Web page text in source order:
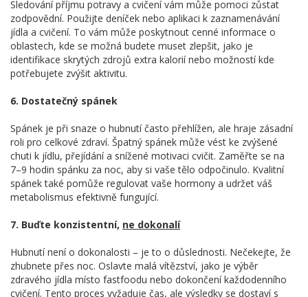
Sledování příjmu potravy a cvičení vám může pomoci zůstat
zodpovědní. Použijte deníček nebo aplikaci k zaznamenávání
jídla a cvičení. To vám může poskytnout cenné informace o
oblastech, kde se možná budete muset zlepšit, jako je
identifikace skrytých zdrojů extra kalorií nebo možností kde
potřebujete zvýšit aktivitu.
6. Dostatečný spánek
Spánek je při snaze o hubnutí často přehlížen, ale hraje zásadní
roli pro celkové zdraví. Špatný spánek může vést ke zvýšené
chuti k jídlu, přejídání a snížené motivaci cvičit. Zaměřte se na
7–9 hodin spánku za noc, aby si vaše tělo odpočinulo. Kvalitní
spánek také pomůže regulovat vaše hormony a udržet váš
metabolismus efektivně fungující.
7. Buďte konzistentní, ne dokonalí
Hubnutí není o dokonalosti – je to o důslednosti. Nečekejte, že
zhubnete přes noc. Oslavte malá vítězství, jako je výběr
zdravého jídla místo fastfoodu nebo dokončení každodenního
cvičení. Tento proces vyžaduje čas, ale výsledky se dostaví s